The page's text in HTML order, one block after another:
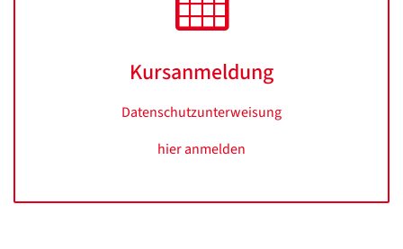
Kursanmeldung
Datenschutzunterweisung
hier anmelden